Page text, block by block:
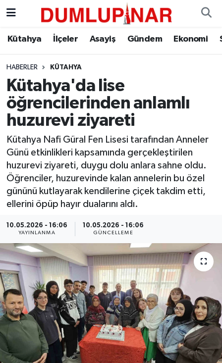
Kütahya İlçeler Asayiş Gündem Ekonomi
HABERLER KÜTAHYA
Kütahya'da lise
öğrencilerinden anlamlı
huzurevi ziyareti
Kütahya Nafi Güral Fen Lisesi tarafından Anneler
Günü etkinlikleri kapsamında gerçekleştirilen
huzurevi ziyareti, duygu dolu anlara sahne oldu.
Öğrenciler, huzurevinde kalan annelerin bu özel
gününü kutlayarak kendilerine çiçek takdim etti,
ellerini öpüp hayır dualarını aldı.
10.05.2026 - 16:06
YAYINLANMA
10.05.2026 - 16:06
GÜNCELLEME
Asayiş
Diğer
Dünya
Ekonomi
Eleman
Emlak
Haber İlanlar
Kültür-Sanat
Magazin
Resmi İlanlar
Kütahya Hava Durumu
Kütahya Trafik Yoğunluk Haritası
Süper Lig Puan Durumu ve Fikstür
Tüm Manşetler
Son Dakika Haberleri
Haber Arşivi